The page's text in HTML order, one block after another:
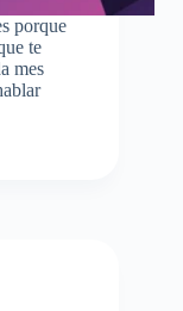
porque
te
mes